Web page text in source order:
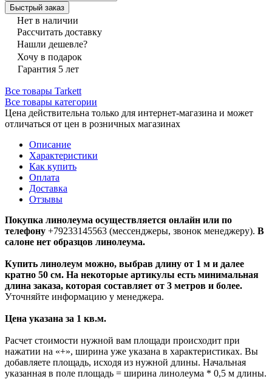
Быстрый заказ
Нет в наличии
Рассчитать доставку
Нашли дешевле?
Хочу в подарок
Гарантия 5 лет
Все товары Tarkett
Все товары категории
Цена действительна только для интернет-магазина и может
отличаться от цен в розничных магазинах
Описание
Характеристики
Как купить
Оплата
Доставка
Отзывы
Покупка линолеума осуществляется онлайн или по
телефону +79233145563 (мессенджеры, звонок менеджеру). В
салоне нет образцов линолеума.
Купить линолеум можно, выбрав длину от 1 м и далее
кратно 50 см. На некоторые артикулы есть минимальная
длина заказа, которая составляет от 3 метров и более.
Уточняйте информацию у менеджера.
Цена указана за 1 кв.м.
Расчет стоимости нужной вам площади происходит при
нажатии на «+», ширина уже указана в характеристиках. Вы
добавляете площадь, исходя из нужной длины. Начальная
указанная в поле площадь = ширина линолеума * 0,5 м длины.